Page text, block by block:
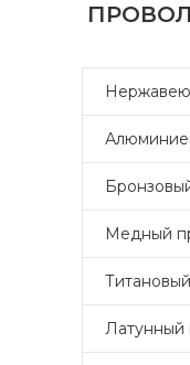
Медный
Латунный